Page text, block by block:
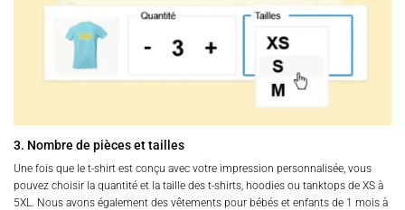
3. Nombre de pièces et tailles
Une fois que le t-shirt est conçu avec votre impression personnalisée, vous
pouvez choisir la quantité et la taille des t-shirts, hoodies ou tanktops de XS à
5XL. Nous avons également des vêtements pour bébés et enfants de 1 mois à